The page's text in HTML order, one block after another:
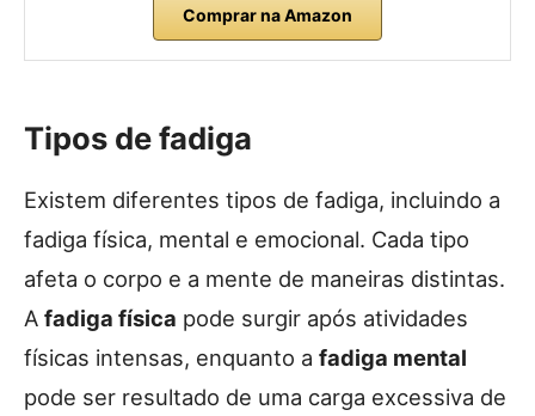
Comprar na Amazon
Tipos de fadiga
Existem diferentes tipos de fadiga, incluindo a
fadiga física, mental e emocional. Cada tipo
afeta o corpo e a mente de maneiras distintas.
A fadiga física pode surgir após atividades
físicas intensas, enquanto a fadiga mental
pode ser resultado de uma carga excessiva de